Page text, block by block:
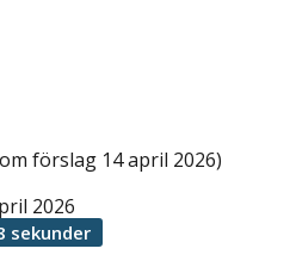
förslag 14 april 2026)
2026
sekunder